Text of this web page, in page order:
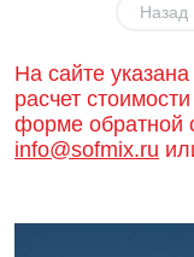
Назад
На сайте
расчет
форме обратной
info@sofmix.ru